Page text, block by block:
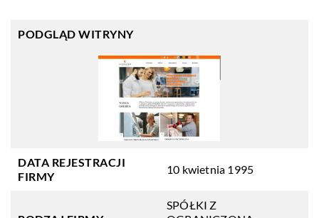
PODGLĄD WITRYNY
DATA REJESTRACJI
FIRMY
10 kwietnia 1995
SPÓŁKI Z